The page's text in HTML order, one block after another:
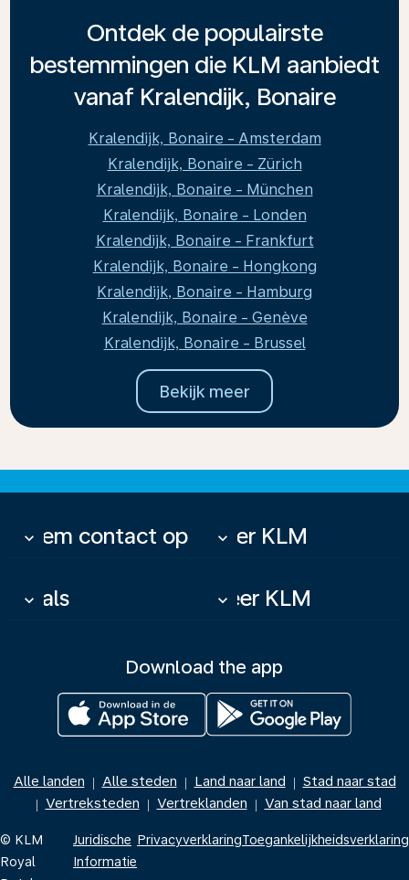
Ontdek de populairste
bestemmingen die KLM aanbiedt
vanaf Kralendijk, Bonaire
Kralendijk, Bonaire - Amsterdam
Kralendijk, Bonaire - Zürich
Kralendijk, Bonaire - München
Kralendijk, Bonaire - Londen
Kralendijk, Bonaire - Frankfurt
Kralendijk, Bonaire - Hongkong
Kralendijk, Bonaire - Hamburg
Kralendijk, Bonaire - Genève
Kralendijk, Bonaire - Brussel
Bekijk meer
Neem contact op
keyboard_arrow_down Over KLM
keyboard_arrow_down
Deals
keyboard_arrow_down Meer KLM
keyboard_arrow_down
Download the app
Alle landen | Alle steden | Land naar land | Stad naar stad
| Vertreksteden | Vertreklanden | Van stad naar land
© KLM
Royal
Juridische
Informatie
PrivacyverklaringToegankelijkheidsverklaring